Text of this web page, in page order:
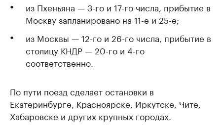
из Пхеньяна — 3-го и 17-го числа, прибытие в
Москву запланировано на 11-е и 25-е;
из Москвы — 12-го и 26-го числа, прибытие в
столицу КНДР — 20-го и 4-го
соответственно.
По пути поезд сделает остановки в
Екатеринбурге, Красноярске, Иркутске, Чите,
Хабаровске и других крупных городах.